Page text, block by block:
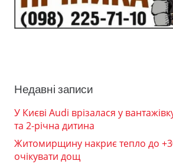
Недавні записи
У Києві Audi врізалася у
та 2-річна дитина
Житомирщину накриє тепло до
очікувати дощ